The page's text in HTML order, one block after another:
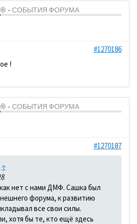
- СОБЫТИЯ ФОРУМА
#1270186
!
- СОБЫТИЯ ФОРУМА
#1270187
↑
нет с нами ДМФ. Сашка был
форума, к развитию
все свои силы.
хотя бы те, кто ещё здесь